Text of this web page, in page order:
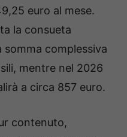
euro al mese.
la consueta
complessiva
mentre nel 2026
a circa 857 euro.
contenuto,